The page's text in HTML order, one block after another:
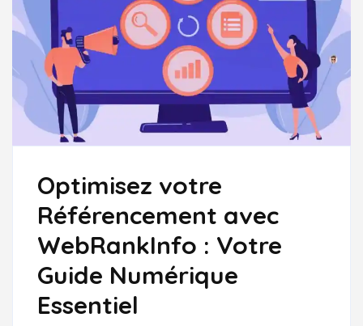
Optimisez votre
Référencement avec
WebRankInfo : Votre
Guide Numérique
Essentiel